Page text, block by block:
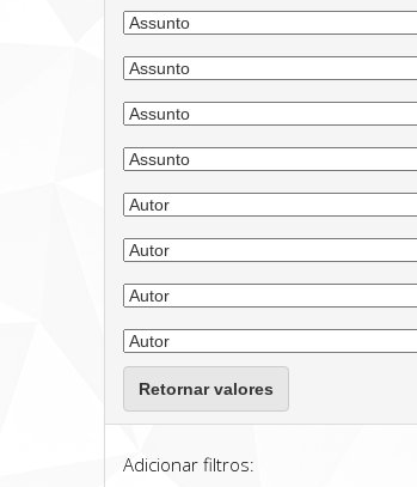
Retornar valores
Adicionar filtros: